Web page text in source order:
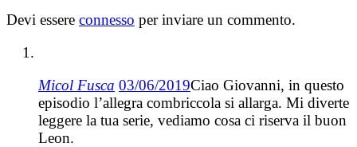
Devi essere connesso per inviare un commento.
Micol Fusca 03/06/2019Ciao Giovanni, in questo
episodio l’allegra combriccola si allarga. Mi diverte
leggere la tua serie, vediamo cosa ci riserva il buon
Leon.